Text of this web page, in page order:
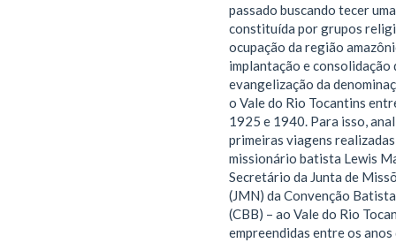
passado buscando tecer
constituída por grupos
ocupação da região
implantação e consolidação
evangelização da
o Vale do Rio Tocantins
1925 e 1940. Para isso,
primeiras viagens
missionário batista Lewis
Secretário da Junta de
(JMN) da Convenção
(CBB) – ao Vale do Rio
empreendidas entre os